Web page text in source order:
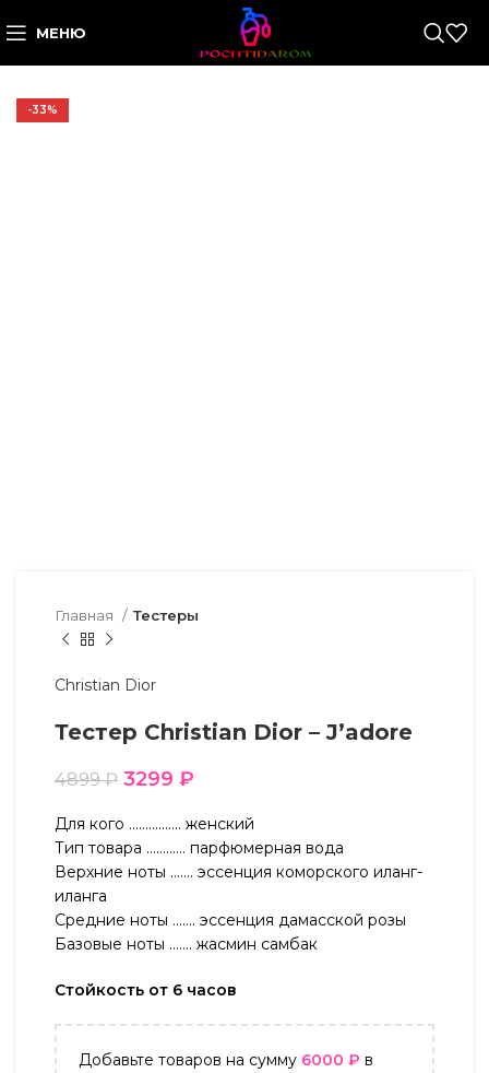
МЕНЮ
-33%
Главная Тестеры
Christian Dior
Тестер Christian Dior – J’adore
4899₽ 3299 ₽
Для кого ……………. женский
Тип товара ………… парфюмерная вода
Верхние ноты ……. эссенция коморского иланг-
иланга
Средние ноты ……. эссенция дамасской розы
Базовые ноты ……. жасмин самбак
Стойкость от 6 часов
Добавьте товаров на сумму 6000 ₽ в